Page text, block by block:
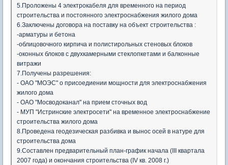
5.Проложены 4 электрокабеля для временного на период
строительства и постоянного электроснабжения жилого дома
6.Заключены договора на поставку на объект строительства :
-арматуры и бетона
-облицовочного кирпича и полистирольных стеновых блоков
-оконных блоков с двухкамерными стеклопкетами и балконные
витражи
7.Получены разрешения:
- ОАО "МОЭС" о присоедиении мощности для электроснабжения
жилого дома
- ОАО "Мосводоканал" на прием сточных вод
- МУП "Истринские электросети" на временное электроснабжение
строительства жилого дома
8.Проведена геодезическая разбивка и вынос осей в натуре для
строительства дома
9.Составлен предварительный план-график начала (III квартала
2007 года) и окончания строительства (IV кв. 2008 г.)